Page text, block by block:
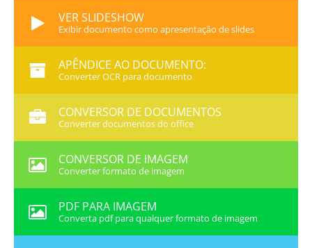
VER SLIDESHOW
Exibir documento como apresentação de slides
APÊNDICE AO DOCUMENTO:
Converter OCR para documento
CONVERSOR DE DOCUMENTOS
Converter documentos do office
CONVERSOR DE IMAGEM
Converter formato de imagem
PDF PARA IMAGEM
Converta pdf para qualquer formato de imagem